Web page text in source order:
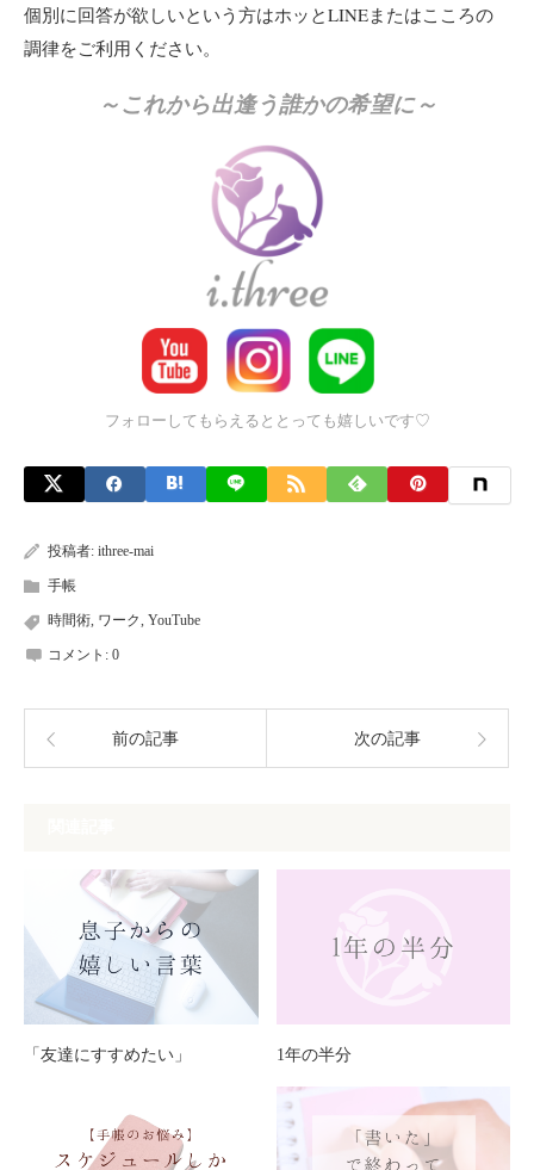
個別に回答が欲しいという方はホッとLINEまたはこころの
調律をご利用ください。
～これから出逢う誰かの希望に～
フォローしてもらえるととっても嬉しいです♡
投稿者: ithree-mai
手帳
時間術 ワーク YouTube
コメント: 0
前の記事 次の記事
「友達にすすめたい」 1年の半分